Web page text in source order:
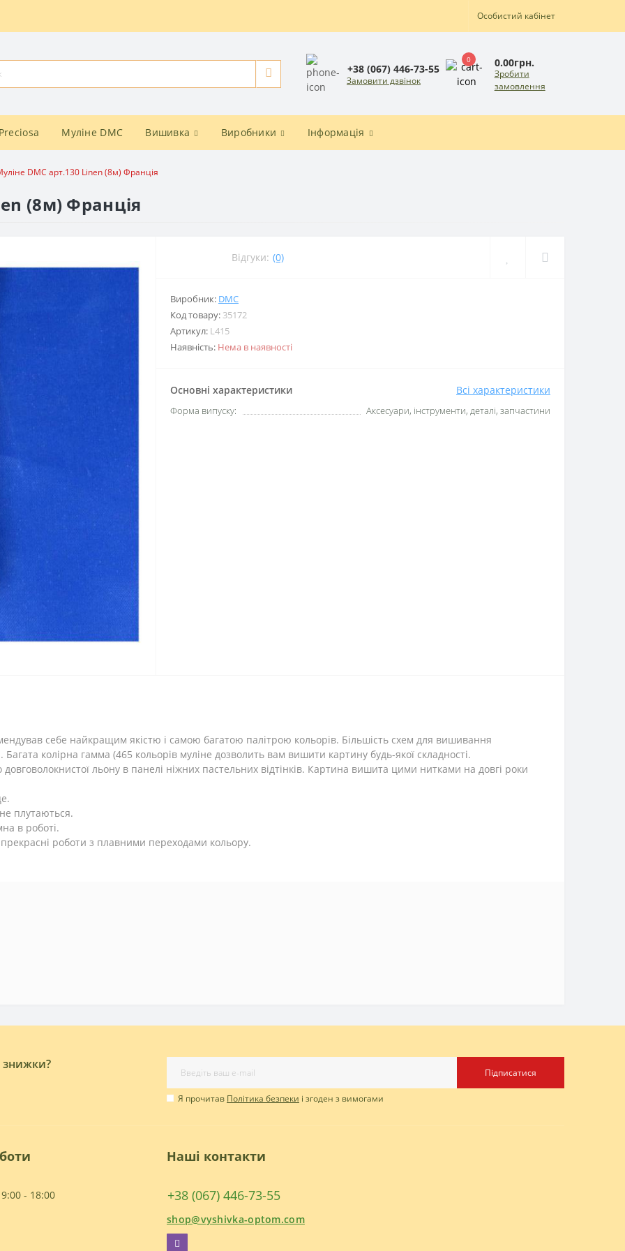
Особистий кабінет
+38 (067) 446-73-55
Замовити дзвінок
0 0.00грн.
Зробити
замовлення
Муліне DMC Вишивка Виробники Інформація
DMC арт.130 Linen (8м) Франція
(8м) Франція
Відгуки: (0)
Виробник: DMC
Код товару: 35172
Артикул: L415
Наявність: Нема в наявності
Основні характеристики Всі характеристики
Форма випуску: Аксесуари, інструменти, деталі, запчастини
себе найкращим якістю і самою багатою палітрою кольорів. Більшість схем для вишивання
колірна гамма (465 кольорів муліне дозволить вам вишити картину будь-якої складності.
льону в панелі ніжних пастельних відтінків. Картина вишита цими нитками на довгі роки
плутаються.
в роботі.
роботи з плавними переходами кольору.
знижки?
Підписатися
Я прочитав Політика безпеки і згоден з вимогами
- 18:00
Наші контакти
+38 (067) 446-73-55
shop@vyshivka-optom.com